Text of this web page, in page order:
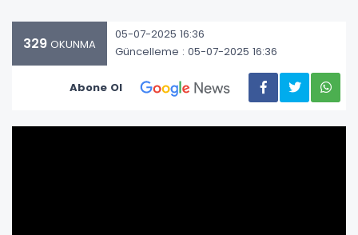
329 OKUNMA
05-07-2025 16:36
Güncelleme : 05-07-2025 16:36
Abone Ol